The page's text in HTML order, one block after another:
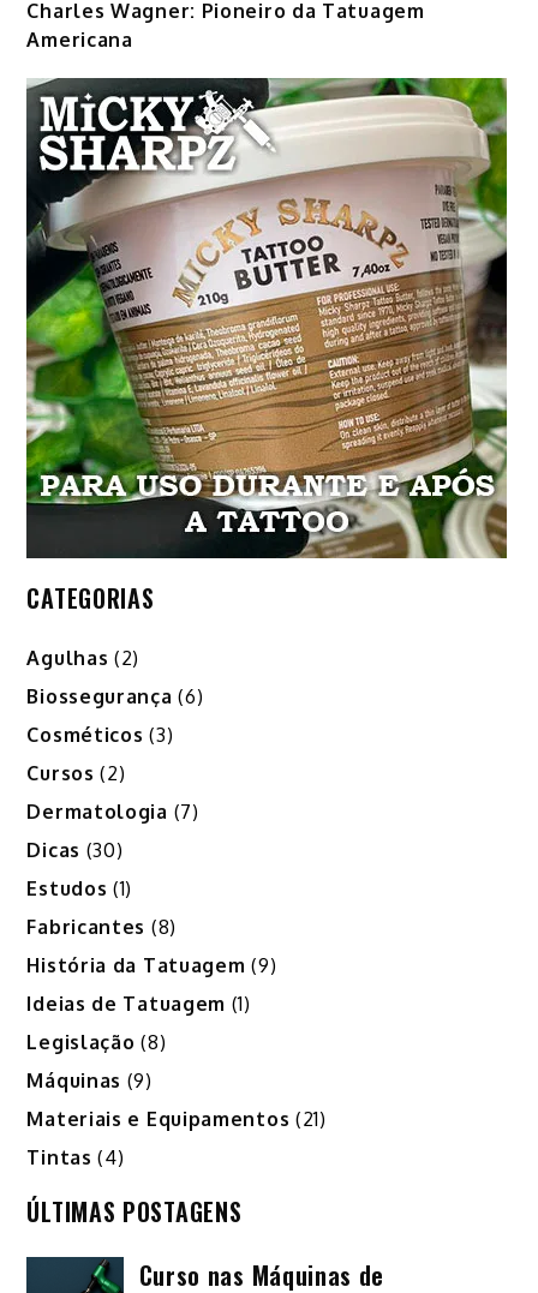
Charles Wagner: Pioneiro da Tatuagem
Americana
CATEGORIAS
Agulhas (2)
Biossegurança (6)
Cosméticos (3)
Cursos (2)
Dermatologia (7)
Dicas (30)
Estudos (1)
Fabricantes (8)
História da Tatuagem (9)
Ideias de Tatuagem (1)
Legislação (8)
Máquinas (9)
Materiais e Equipamentos (21)
Tintas (4)
ÚLTIMAS POSTAGENS
Curso nas Máquinas de